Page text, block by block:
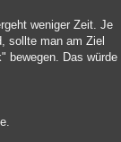
weniger Zeit. Je
sollte man am Ziel
bewegen. Das würde